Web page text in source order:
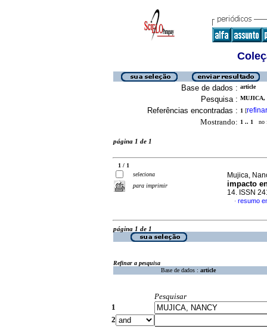
Base de dados : article
Pesquisa : MUJICA,
Referências encontradas : 1 [refinar
Mostrando: 1 .. 1 no
página 1 de 1
1 / 1
seleciona
para imprimir
Mujica,
impacto
14. ISSN
· resumo
página 1 de 1
Refinar a pesquisa
Base de dados : article
Pesquisar
1
2